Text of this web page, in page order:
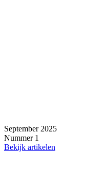
September 2025
Nummer 1
Bekijk artikelen